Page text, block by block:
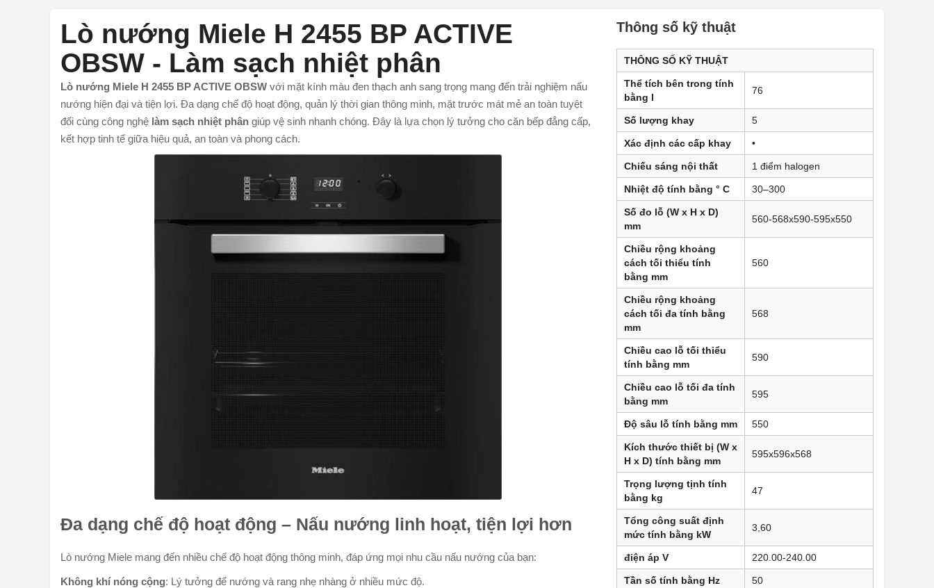
Lò nướng Miele H 2455 BP ACTIVE
OBSW - Làm sạch nhiệt phân
Lò nướng Miele H 2455 BP ACTIVE OBSW với mặt kính màu đen thạch anh sang trọng mang đến trải nghiệm nấu
nướng hiện đại và tiện lợi. Đa dạng chế độ hoạt động, quản lý thời gian thông minh, mặt trước mát mẻ an toàn tuyệt
đối cùng công nghệ làm sạch nhiệt phân giúp vệ sinh nhanh chóng. Đây là lựa chọn lý tưởng cho căn bếp đẳng cấp,
kết hợp tinh tế giữa hiệu quả, an toàn và phong cách.
Đa dạng chế độ hoạt động – Nấu nướng linh hoạt, tiện lợi hơn
Lò nướng Miele mang đến nhiều chế độ hoạt động thông minh, đáp ứng mọi nhu cầu nấu nướng của bạn:
Không khí nóng cộng: Lý tưởng để nướng và rang nhẹ nhàng ở nhiều mức độ.
Thông số kỹ thuật
THÔNG SỐ KỸ THUẬT
Thể tích bên trong tính
bằng l
76
Số lượng khay 5
Xác định các cấp khay •
Chiếu sáng nội thất 1 điểm halogen
Nhiệt độ tính bằng ° C 30–300
Số đo lỗ (W x H x D)
mm
560-568x590-595x550
Chiều rộng khoảng
cách tối thiểu tính
bằng mm
560
Chiều rộng khoảng
cách tối đa tính bằng
mm
568
Chiều cao lỗ tối thiểu
tính bằng mm
590
Chiều cao lỗ tối đa tính
bằng mm
595
Độ sâu lỗ tính bằng mm 550
Kích thước thiết bị (W x
H x D) tính bằng mm
595x596x568
Trọng lượng tịnh tính
bằng kg
47
Tổng công suất định
mức tính bằng kW
3,60
điện áp V 220.00-240.00
Tần số tính bằng Hz 50